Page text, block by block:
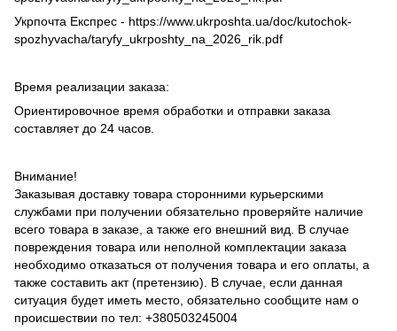
Укрпочта Експрес - https://www.ukrposhta.ua/doc/kutochok-
spozhyvacha/taryfy_ukrposhty_na_2026_rik.pdf
Время реализации заказа:
Ориентировочное время обработки и отправки заказа
составляет до 24 часов.
Внимание!
Заказывая доставку товара сторонними курьерскими
службами при получении обязательно проверяйте наличие
всего товара в заказе, а также его внешний вид. В случае
повреждения товара или неполной комплектации заказа
необходимо отказаться от получения товара и его оплаты, а
также составить акт (претензию). В случае, если данная
ситуация будет иметь место, обязательно сообщите нам о
происшествии по тел: +380503245004